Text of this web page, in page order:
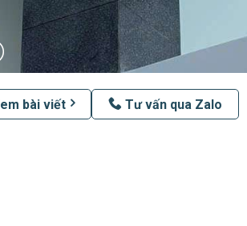
bài viết Tư vấn qua Zalo